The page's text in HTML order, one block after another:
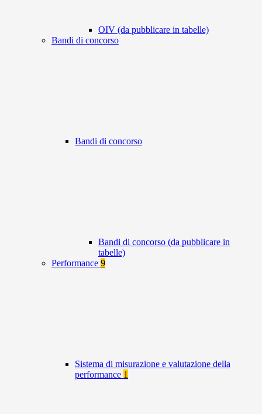
OIV (da pubblicare in tabelle)
Bandi di concorso
Bandi di concorso
Bandi di concorso (da pubblicare in
tabelle)
Performance 9
Sistema di misurazione e valutazione della
performance 1